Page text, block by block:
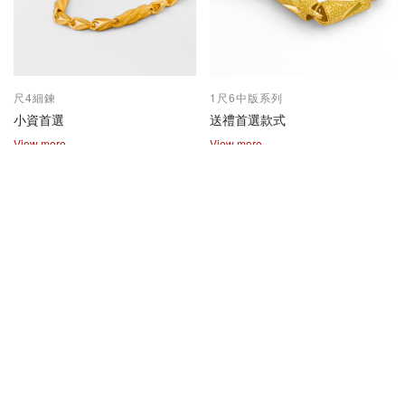
尺4細鍊
小資首選
View more
1尺6中版系列
送禮首選款式
View more